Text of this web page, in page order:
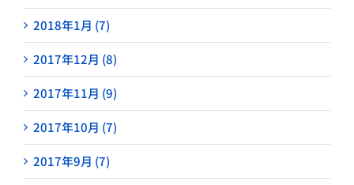
2018年1月 (7)
2017年12月 (8)
2017年11月 (9)
2017年10月 (7)
2017年9月 (7)